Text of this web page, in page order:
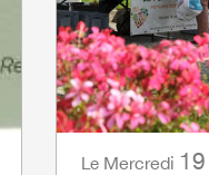
Le Mercredi 19